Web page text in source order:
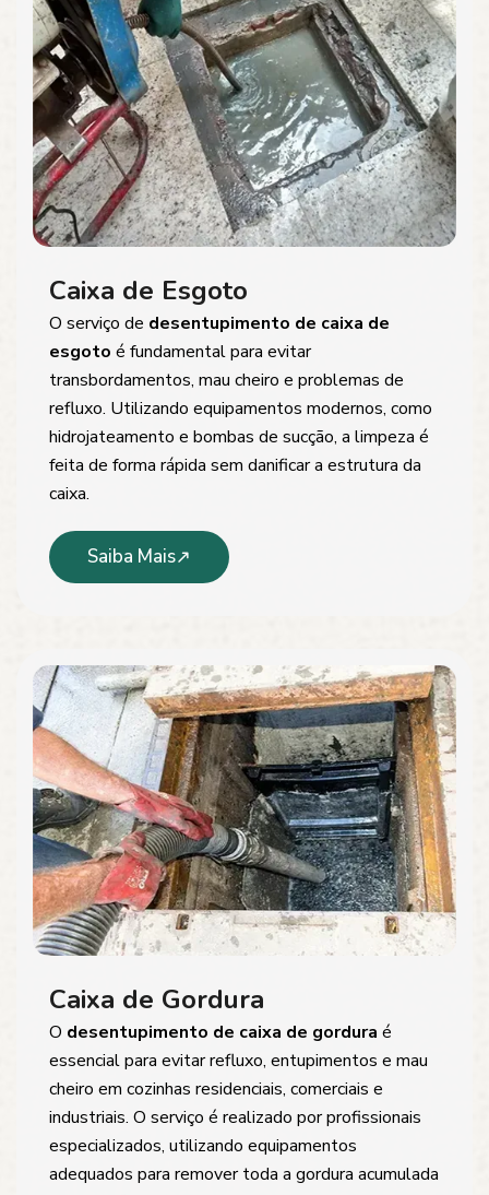
Caixa de Esgoto
O serviço de desentupimento de caixa de
esgoto é fundamental para evitar
transbordamentos, mau cheiro e problemas de
refluxo. Utilizando equipamentos modernos, como
hidrojateamento e bombas de sucção, a limpeza é
feita de forma rápida sem danificar a estrutura da
caixa.
Saiba Mais
Caixa de Gordura
O desentupimento de caixa de gordura é
essencial para evitar refluxo, entupimentos e mau
cheiro em cozinhas residenciais, comerciais e
industriais. O serviço é realizado por profissionais
especializados, utilizando equipamentos
adequados para remover toda a gordura acumulada